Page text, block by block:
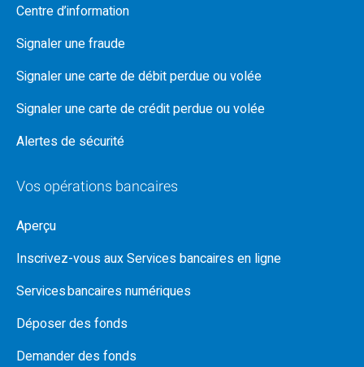
Centre d’information
Signaler une fraude
Signaler une carte de débit perdue ou volée
Signaler une carte de crédit perdue ou volée
Alertes de sécurité
Vos opérations bancaires
Aperçu
Inscrivez-vous aux Services bancaires en ligne
Services bancaires numériques
Déposer des fonds
Demander des fonds